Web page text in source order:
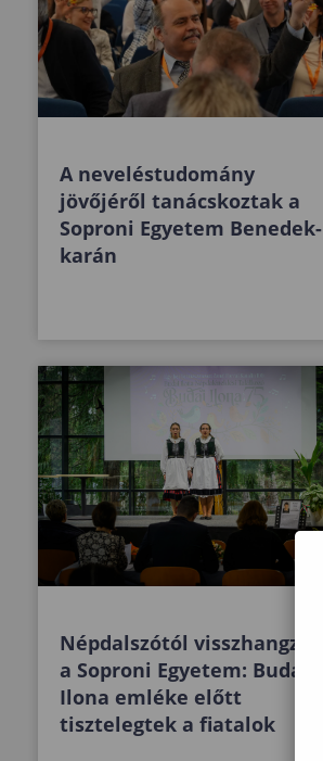
A neveléstudomány
jövőjéről tanácskoztak a
Soproni Egyetem Benedek-
karán
Népdalszótól visszhangzott
a Soproni Egyetem: Budai
Ilona emléke előtt
tisztelegtek a fiatalok